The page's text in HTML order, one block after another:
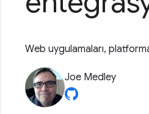
Web uygulamaları,
Joe Medley